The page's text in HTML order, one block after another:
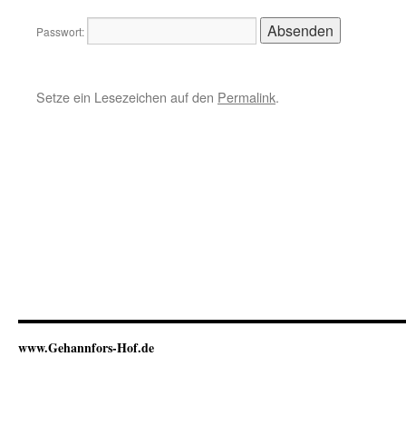
Passwort:
Setze ein Lesezeichen auf den Permalink.
www.Gehannfors-Hof.de